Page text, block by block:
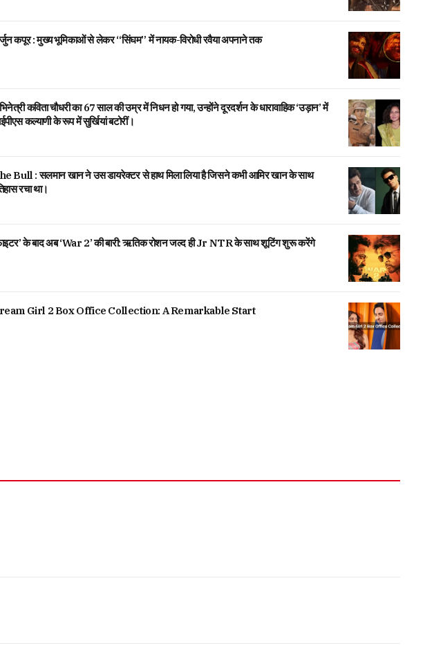
कपूर : मुख्य भूमिकाओं से लेकर “सिंघम” में नायक-विरोधी रवैया अपनाने तक
कविता चौधरी का 67 साल की उम्र में निधन हो गया, उन्होंने दूरदर्शन के धारावाहिक ‘उड़ान’ में
कल्याणी के रूप में सुर्खियां बटोरीं।
Bull : सलमान खान ने उस डायरेक्टर से हाथ मिला लिया है जिसने कभी आमिर खान के साथ
रचा था।
के बाद अब ‘War 2’ की बारी: ऋतिक रोशन जल्द ही Jr NTR के साथ शूटिंग शुरू करेंगे
Girl 2 Box Office Collection: A Remarkable Start